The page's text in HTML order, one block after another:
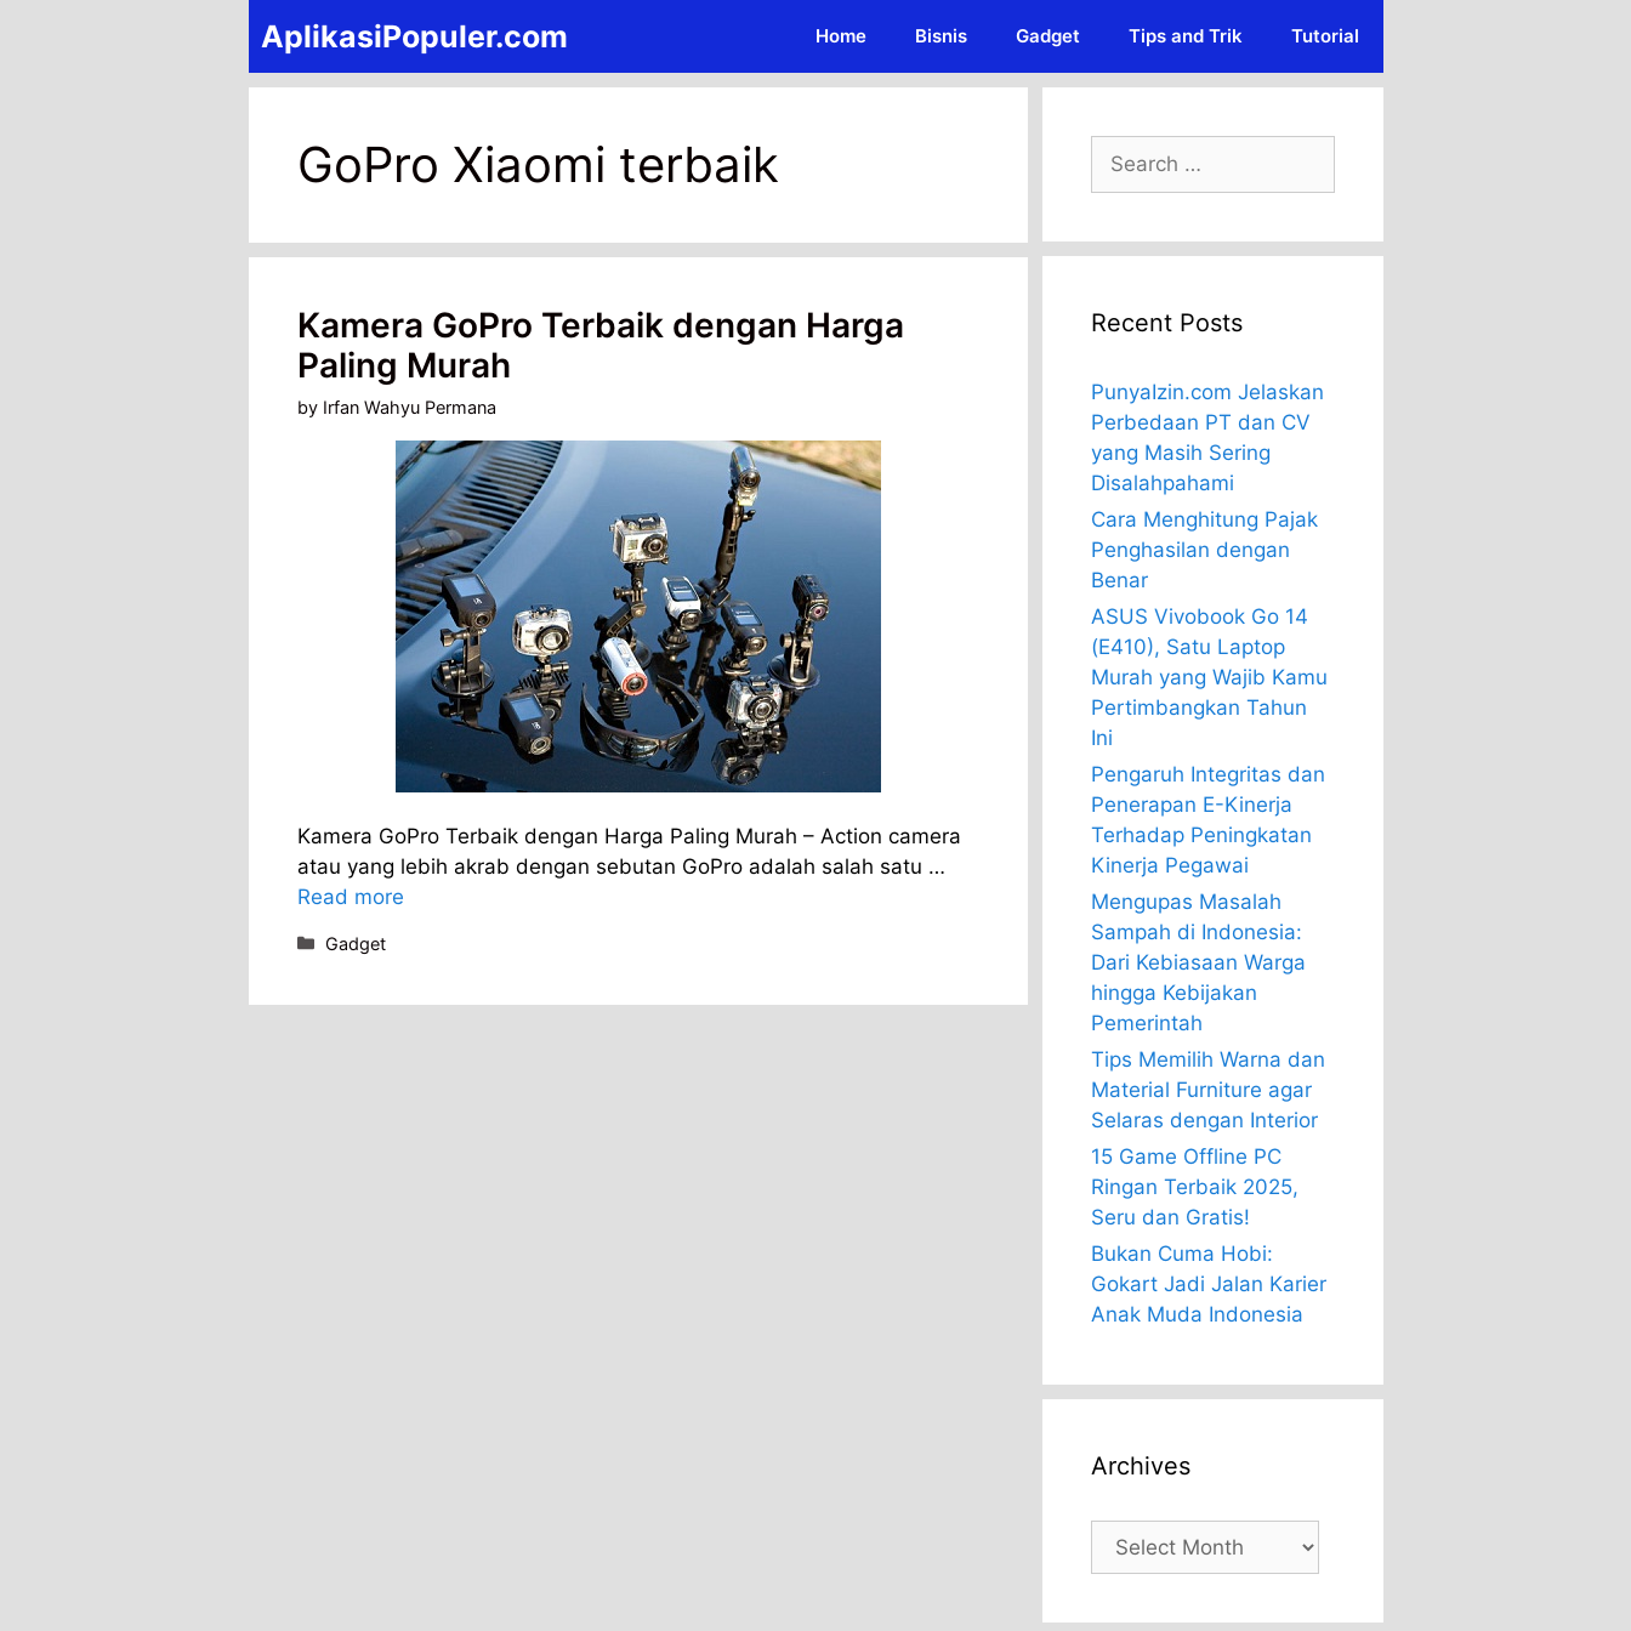
AplikasiPopuler.com Home Bisnis Gadget Tips and Trik Tutorial
GoPro Xiaomi terbaik
Kamera GoPro Terbaik dengan Harga
Paling Murah
by Irfan Wahyu Permana
Kamera GoPro Terbaik dengan Harga Paling Murah – Action camera
atau yang lebih akrab dengan sebutan GoPro adalah salah satu …
Read more
Categories
Gadget
Search
for:
Recent Posts
PunyaIzin.com Jelaskan
Perbedaan PT dan CV
yang Masih Sering
Disalahpahami
Cara Menghitung Pajak
Penghasilan dengan
Benar
ASUS Vivobook Go 14
(E410), Satu Laptop
Murah yang Wajib Kamu
Pertimbangkan Tahun
Ini
Pengaruh Integritas dan
Penerapan E-Kinerja
Terhadap Peningkatan
Kinerja Pegawai
Mengupas Masalah
Sampah di Indonesia:
Dari Kebiasaan Warga
hingga Kebijakan
Pemerintah
Tips Memilih Warna dan
Material Furniture agar
Selaras dengan Interior
15 Game Offline PC
Ringan Terbaik 2025,
Seru dan Gratis!
Bukan Cuma Hobi:
Gokart Jadi Jalan Karier
Anak Muda Indonesia
Archives
Archives